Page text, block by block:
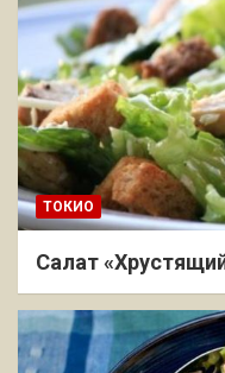
ТОКИО
Салат